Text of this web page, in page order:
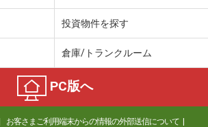
投資物件を探す
倉庫/トランクルーム
PC版へ
お客さまご利用端末からの情報の外部送信について